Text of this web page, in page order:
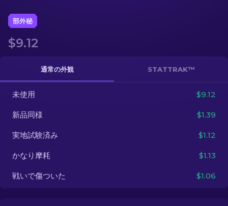
ナイフ
グローブ
ケース
その他
部外秘
$9.12
通常の外観 STATTRAK™
未使用 $9.12
新品同様 $1.39
実地試験済み $1.12
かなり摩耗 $1.13
戦いで傷ついた $1.06